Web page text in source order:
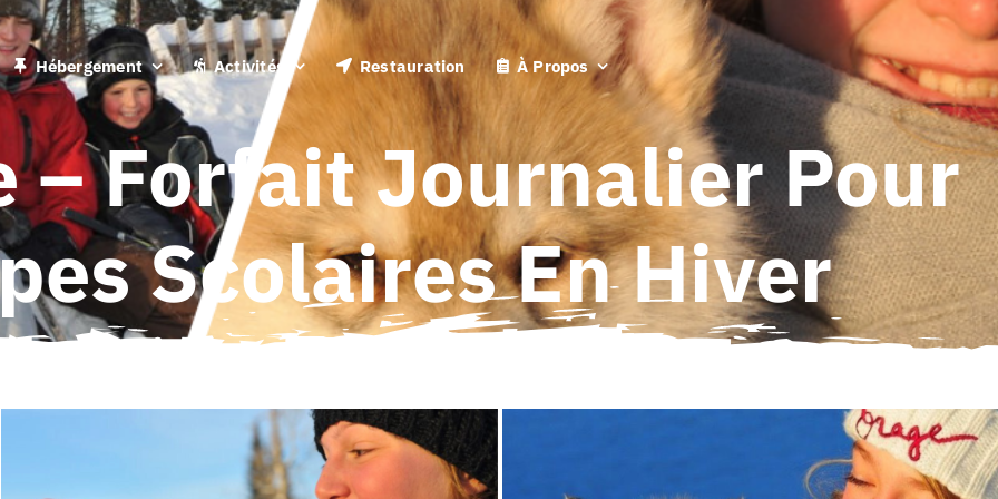
Hébergement Activités Restauration À Propos
– Forfait Journalier Pour
Scolaires En Hiver